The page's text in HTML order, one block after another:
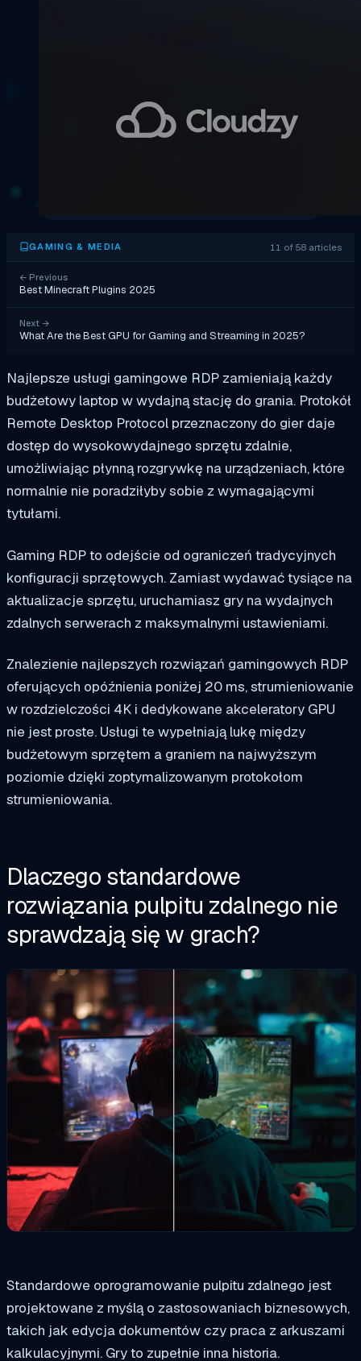
GAMING & MEDIA 11 of 58 articles
← Previous
Best Minecraft Plugins 2025
Next →
What Are the Best GPU for Gaming and Streaming in 2025?
Najlepsze usługi gamingowe RDP zamieniają każdy
budżetowy laptop w wydajną stację do grania. Protokół
Remote Desktop Protocol przeznaczony do gier daje
dostęp do wysokowydajnego sprzętu zdalnie,
umożliwiając płynną rozgrywkę na urządzeniach, które
normalnie nie poradziłyby sobie z wymagającymi
tytułami.
Gaming RDP to odejście od ograniczeń tradycyjnych
konfiguracji sprzętowych. Zamiast wydawać tysiące na
aktualizacje sprzętu, uruchamiasz gry na wydajnych
zdalnych serwerach z maksymalnymi ustawieniami.
Znalezienie najlepszych rozwiązań gamingowych RDP
oferujących opóźnienia poniżej 20 ms, strumieniowanie
w rozdzielczości 4K i dedykowane akceleratory GPU
nie jest proste. Usługi te wypełniają lukę między
budżetowym sprzętem a graniem na najwyższym
poziomie dzięki zoptymalizowanym protokołom
strumieniowania.
Dlaczego standardowe
rozwiązania pulpitu zdalnego nie
sprawdzają się w grach?
Standardowe oprogramowanie pulpitu zdalnego jest
projektowane z myślą o zastosowaniach biznesowych,
takich jak edycja dokumentów czy praca z arkuszami
kalkulacyjnymi. Gry to zupełnie inna historia.